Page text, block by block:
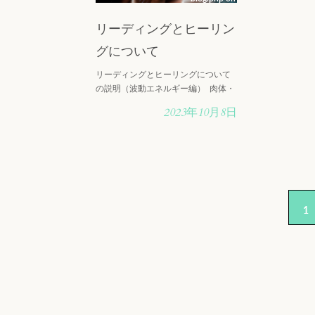
リーディングとヒーリン
グについて
リーディングとヒーリングについて
の説明（波動エネルギー編） 肉体・
ギー体 私達人間の肉体の細胞は、水
2023年10月8日
1